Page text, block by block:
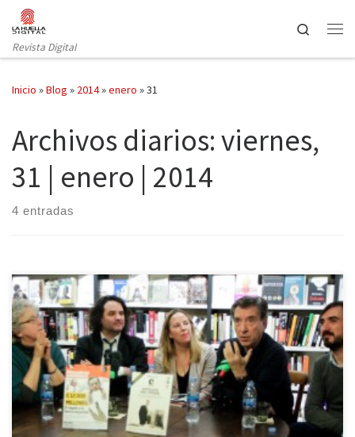
Saltar al contenido
Revista Digital
Search
Inicio »Blog » 2014»enero »31
Archivos diarios:viernes,
31 | enero | 2014
4 entradas
El pasado miércoles, 29 de enero, tuvo lugar en La Central de
Callao (Madrid) un debate sobre el futuro del Periodismo que
reunió a grandes profesionales de la información: Iñaki Gabilondo
de Cadena Ser, Soledad Gallego-Díaz del diario El País, Ignacio
Escolar, fundador de eldiario.es, y Pere Rusiñol de Alternativas […]